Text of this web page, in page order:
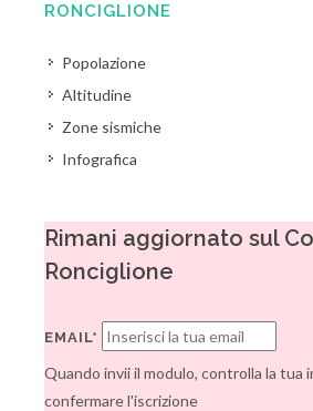
RONCIGLIONE
Popolazione
Altitudine
Zone sismiche
Infografica
Rimani aggiornato sul
Ronciglione
EMAIL*
Quando invii il modulo, controlla la tua
confermare l'iscrizione